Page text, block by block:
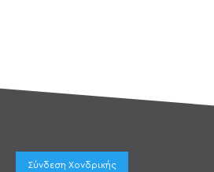
Σύνδεση Χονδρικής